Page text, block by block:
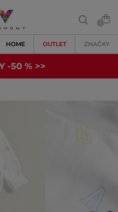
HOME OUTLET ZNAČKY
-50 % >>